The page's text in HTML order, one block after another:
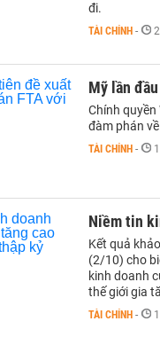
đi.
TÀI CHÍNH -
Mỹ lần
Chính
đàm phán
TÀI CHÍNH -
Niềm tin
Kết quả
(2/10) cho
kinh doanh
thế giới gia
TÀI CHÍNH -